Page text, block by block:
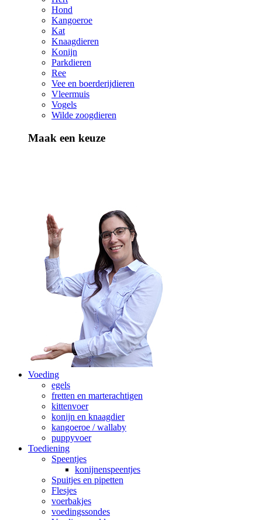
Hond
Kangoeroe
Kat
Knaagdieren
Konijn
Parkdieren
Ree
Vee en boerderijdieren
Vleermuis
Vogels
Wilde zoogdieren
Maak een keuze
Voeding
egels
fretten en marterachtigen
kittenvoer
konijn en knaagdier
kangoeroe / wallaby
puppyvoer
Toediening
Speentjes
konijnenspeentjes
Spuitjes en pipetten
Flesjes
voerbakjes
voedingssondes